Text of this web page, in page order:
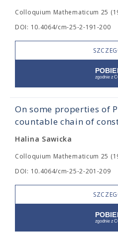
Colloquium Mathematicum 25
DOI: 10.4064/cm-25-2-191-200
On some properties of
countable chain of
Halina Sawicka
Colloquium Mathematicum 25
DOI: 10.4064/cm-25-2-201-209